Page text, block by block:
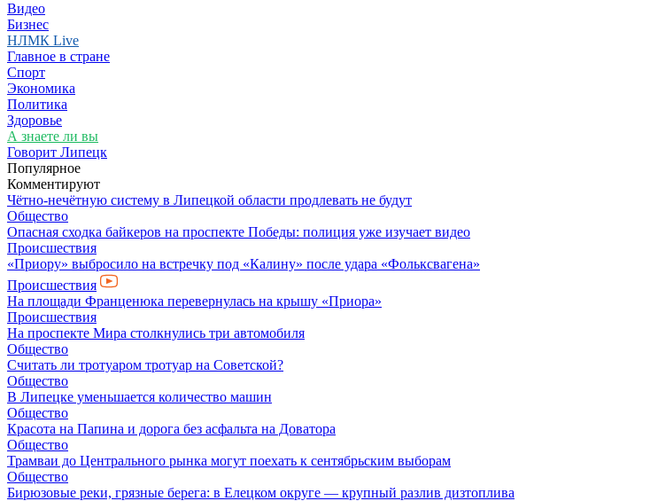
Видео
Бизнес
НЛМК Live
Главное в стране
Спорт
Экономика
Политика
Здоровье
А знаете ли вы
Говорит Липецк
Популярное
Комментируют
Чётно-нечётную систему в Липецкой области продлевать не будут
Общество
Опасная сходка байкеров на проспекте Победы: полиция уже изучает видео
Происшествия
«Приору» выбросило на встречку под «Калину» после удара «Фольксвагена»
Происшествия
На площади Франценюка перевернулась на крышу «Приора»
Происшествия
На проспекте Мира столкнулись три автомобиля
Общество
Считать ли тротуаром тротуар на Советской?
Общество
В Липецке уменьшается количество машин
Общество
Красота на Папина и дорога без асфальта на Доватора
Общество
Трамваи до Центрального рынка могут поехать к сентябрьским выборам
Общество
Бирюзовые реки, грязные берега: в Елецком округе — крупный разлив дизтоплива